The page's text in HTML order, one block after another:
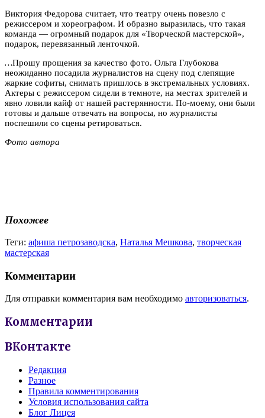
Виктория Федорова считает, что театру очень повезло с
режиссером и хореографом. И образно выразилась, что такая
команда — огромный подарок для «Творческой мастерской»,
подарок, перевязанный ленточкой.
…Прошу прощения за качество фото. Ольга Глубокова
неожиданно посадила журналистов на сцену под слепящие
жаркие софиты, снимать пришлось в экстремальных условиях.
Актеры с режиссером сидели в темноте, на местах зрителей и
явно ловили кайф от нашей растерянности. По-моему, они были
готовы и дальше отвечать на вопросы, но журналисты
поспешили со сцены ретироваться.
Фото автора
Похожее
Теги: афиша петрозаводска, Наталья Мешкова, творческая
мастерская
Комментарии
Для отправки комментария вам необходимо авторизоваться.
Комментарии
ВКонтакте
Редакция
Разное
Правила комментирования
Условия использования сайта
Блог Лицея